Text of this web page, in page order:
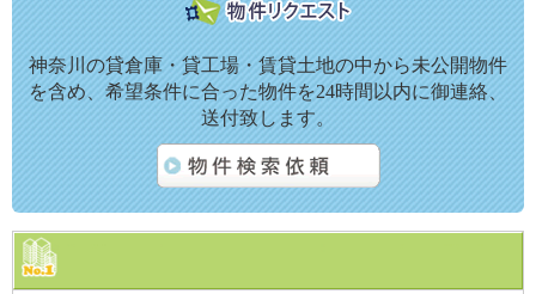
神奈川の貸倉庫・貸工場・賃貸土地の中から未公開物件
を含め、希望条件に合った物件を24時間以内に御連絡、
送付致します。